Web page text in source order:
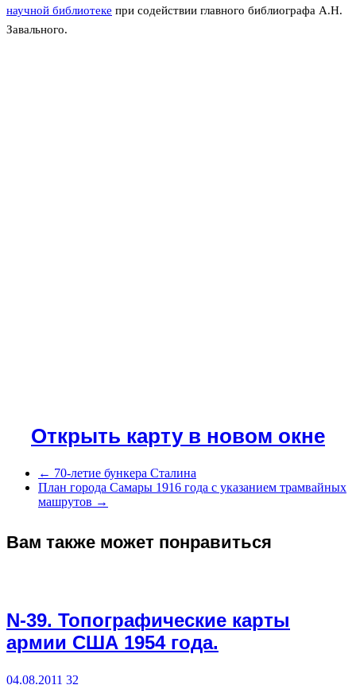
научной библиотеке при содействии главного библиографа А.Н.
Завального.
Открыть карту в новом окне
← 70-летие бункера Сталина
План города Самары 1916 года с указанием трамвайных
машрутов →
Вам также может понравиться
N-39. Топографические карты
армии США 1954 года.
04.08.2011 32